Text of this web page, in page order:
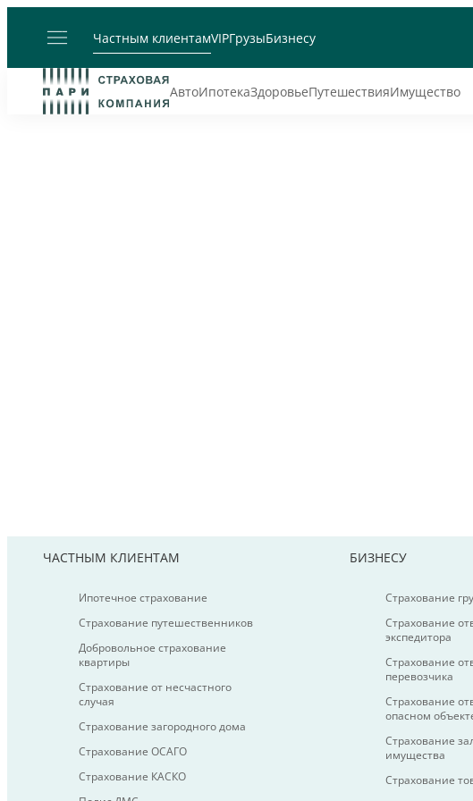
Частным клиентамVIPГрузыБизнесу
АвтоИпотекаЗдоровьеПутешествияИмущество
ЧАСТНЫМ КЛИЕНТАМ
Ипотечное страхование
Страхование путешественников
Добровольное страхование
квартиры
Страхование от несчастного
случая
Страхование загородного дома
Страхование ОСАГО
Страхование КАСКО
БИЗНЕСУ
Страхование
Страхование
экспедитора
Страхование
перевозчика
Страхование
опасном
Страхование
имущества
Страхование